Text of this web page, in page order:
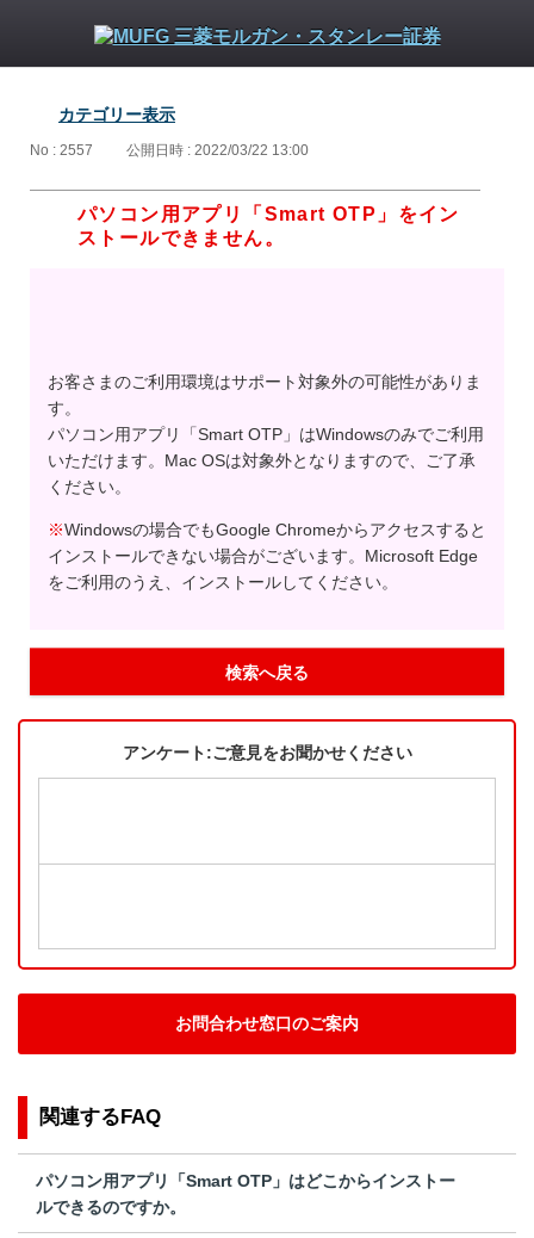
カテゴリー表示
No : 2557 公開日時 : 2022/03/22 13:00
パソコン用アプリ「Smart OTP」をイン
ストールできません。
お客さまのご利用環境はサポート対象外の可能性がありま
す。
パソコン用アプリ「Smart OTP」はWindowsのみでご利用
いただけます。Mac OSは対象外となりますので、ご了承
ください。
※Windowsの場合でもGoogle Chromeからアクセスすると
インストールできない場合がございます。Microsoft Edge
をご利用のうえ、インストールしてください。
検索へ戻る
アンケート:ご意見をお聞かせください
お問合わせ窓口のご案内
関連するFAQ
パソコン用アプリ「Smart OTP」はどこからインストー
ルできるのですか。